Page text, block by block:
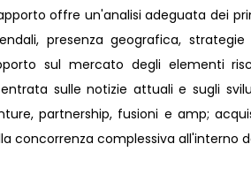
offre un'analisi adeguata dei
presenza geografica,
sul mercato degli elementi
sulle notizie attuali e sugli
partnership, fusioni e amp;
concorrenza complessiva all'interno